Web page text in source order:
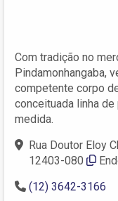
Com tradição no
Pindamonhangaba,
competente corpo
conceituada linha
medida.
Rua Doutor Eloy
12403-080
(12) 3642-3166